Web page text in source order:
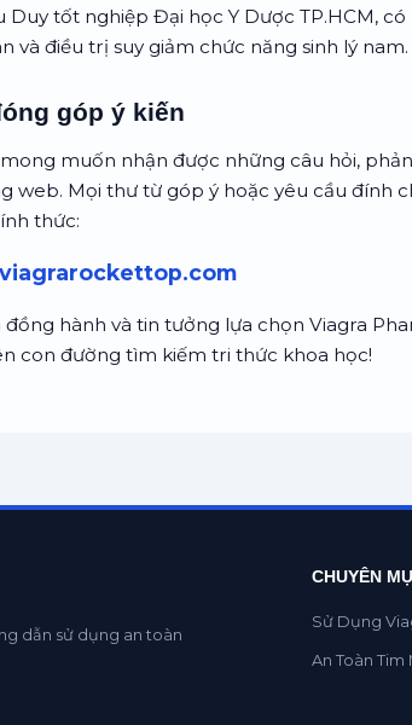
Duy tốt nghiệp Đại học Y Dược TP.HCM,
và điều trị suy giảm chức năng sinh lý nam.
góp ý kiến
muốn nhận được những câu hỏi,
web. Mọi thư từ góp ý hoặc yêu cầu đính
thức:
đồng hành và tin tưởng lựa chọn Viagra
con đường tìm kiếm tri thức khoa học!
dẫn sử dụng an toàn
CHUYÊN
Sử Dụng
An Toàn Tim